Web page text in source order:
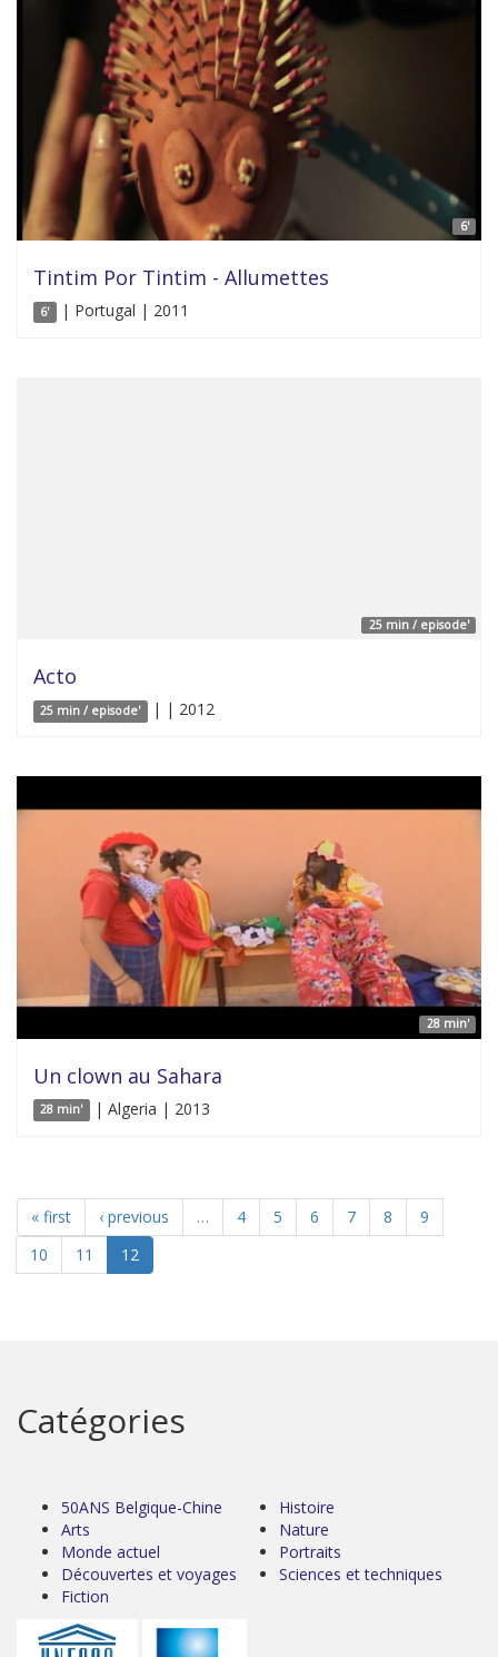
6'
Tintim Por Tintim - Allumettes
6' | Portugal | 2011
25 min / episode'
Acto
25 min / episode' | | 2012
28 min'
Un clown au Sahara
28 min' | Algeria | 2013
« first ‹ previous … 4 5 6 7 8
9
10
11 12
Catégories
50ANS Belgique-Chine
Arts
Monde actuel
Découvertes et voyages
Fiction
Histoire
Nature
Portraits
Sciences et techniques